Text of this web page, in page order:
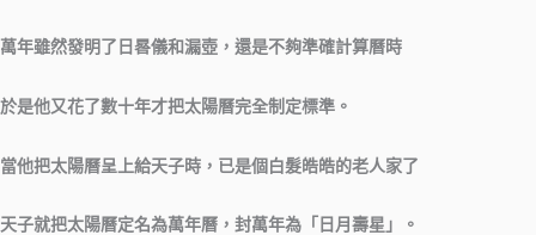
萬年雖然發明了日晷儀和漏壺，還是不夠準確計算曆時
於是他又花了數十年才把太陽曆完全制定標準。
當他把太陽曆呈上給天子時，已是個白髮皓皓的老人家了
天子就把太陽曆定名為萬年曆，封萬年為「日月壽星」。